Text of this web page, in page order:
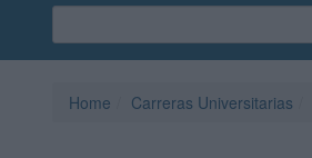
Home Carreras Universitarias